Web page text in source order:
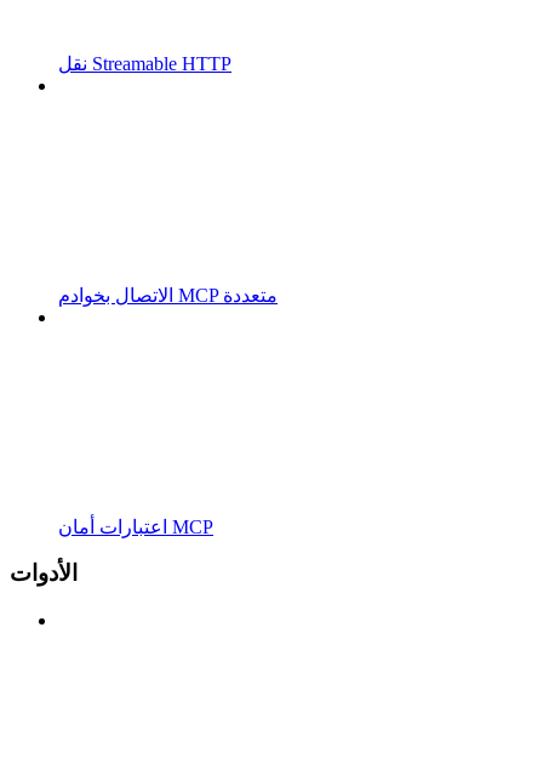
نقل Streamable HTTP
الاتصال بخوادم MCP متعددة
اعتبارات أمان MCP
الأدوات